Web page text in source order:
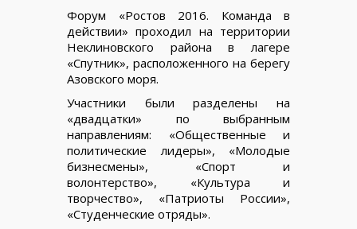
Форум «Ростов 2016. Команда в
действии» проходил на территории
Неклиновского района в лагере
«Спутник», расположенного на берегу
Азовского моря.
Участники были разделены на
«двадцатки» по выбранным
направлениям: «Общественные и
политические лидеры», «Молодые
бизнесмены», «Спорт и
волонтерство», «Культура и
творчество», «Патриоты России»,
«Студенческие отряды».